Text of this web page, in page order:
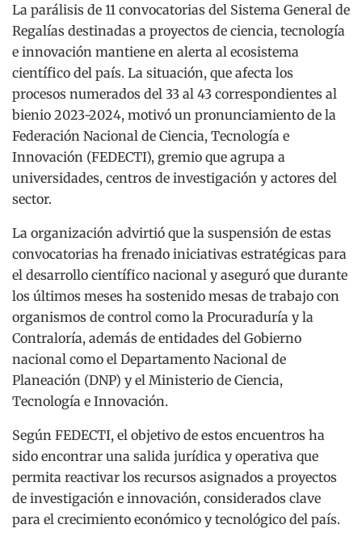
La parálisis de 11 convocatorias del Sistema General de
Regalías destinadas a proyectos de ciencia, tecnología
e innovación mantiene en alerta al ecosistema
científico del país. La situación, que afecta los
procesos numerados del 33 al 43 correspondientes al
bienio 2023-2024, motivó un pronunciamiento de la
Federación Nacional de Ciencia, Tecnología e
Innovación (FEDECTI), gremio que agrupa a
universidades, centros de investigación y actores del
sector.
La organización advirtió que la suspensión de estas
convocatorias ha frenado iniciativas estratégicas para
el desarrollo científico nacional y aseguró que durante
los últimos meses ha sostenido mesas de trabajo con
organismos de control como la Procuraduría y la
Contraloría, además de entidades del Gobierno
nacional como el Departamento Nacional de
Planeación (DNP) y el Ministerio de Ciencia,
Tecnología e Innovación.
Según FEDECTI, el objetivo de estos encuentros ha
sido encontrar una salida jurídica y operativa que
permita reactivar los recursos asignados a proyectos
de investigación e innovación, considerados clave
para el crecimiento económico y tecnológico del país.